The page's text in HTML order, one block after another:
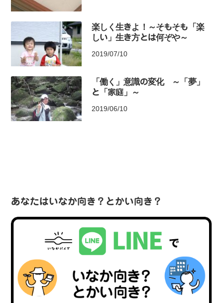
楽しく生きよ！～そもそも「楽
しい」生き方とは何ぞや～
2019/07/10
「働く」意識の変化 ～「夢」
と「家庭」～
2019/06/10
あなたはいなか向き？とかい向き？